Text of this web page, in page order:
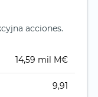
acciones.
14,59 mil M€
9,91